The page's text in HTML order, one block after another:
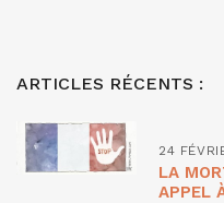
ARTICLES RÉCENTS :
24
LA
APPEL